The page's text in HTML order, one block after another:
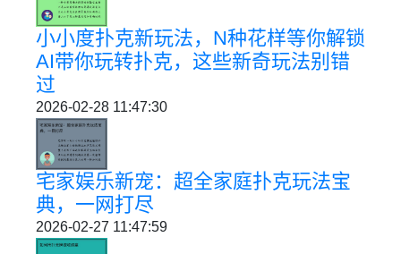
小小度扑克新玩法，N种花样等你解锁
AI带你玩转扑克，这些新奇玩法别错
过
2026-02-28 11:47:30
宅家娱乐新宠：超全家庭扑克玩法宝
典，一网打尽
2026-02-27 11:47:59